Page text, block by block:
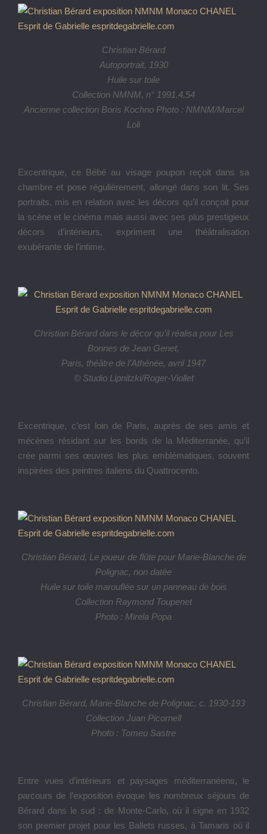
Christian Bérard
Autoportrait, 1930
Huile sur toile
Collection NMNM, n° 1991.4.54
Ancienne collection Boris Kochno Photo : NMNM/Marcel
Loli
Excentrique, ce Bébé au visage poupon reçoit dans sa
chambre et pose régulièrement, allongé dans son lit. Ses
portraits, mis en relation avec les décors qu’il conçoit pour
la scène et le cinéma mais aussi avec ses plus prestigieux
décors d’intérieurs, expriment une théâtralisation
exubérante de l’intime.
Christian Bérard dans le décor qu’il réalisa pour Les
Bonnes de Jean Genet,
Paris, théâtre de l’Athénée, avril 1947
© Studio Lipnitzki/Roger-Viollet
Excentrique, c’est loin de Paris, auprès de ses amis et
mécènes résidant sur les bords de la Méditerranée, qu’il
crée parmi ses œuvres les plus emblématiques, souvent
inspirées des peintres italiens du Quattrocento.
Christian Bérard, Le joueur de flûte pour Marie-Blanche de
Polignac, non datée
Huile sur toile marouflée sur un panneau de bois
Collection Raymond Toupenet
Photo : Mirela Popa
Christian Bérard, Marie-Blanche de Polignac, c. 1930-193
Collection Juan Picornell
Photo : Tomeu Sastre
Entre vues d’intérieurs et paysages méditerranéens, le
parcours de l’exposition évoque les nombreux séjours de
Bérard dans le sud : de Monte-Carlo, où il signe en 1932
son premier projet pour les Ballets russes, à Tamaris où il